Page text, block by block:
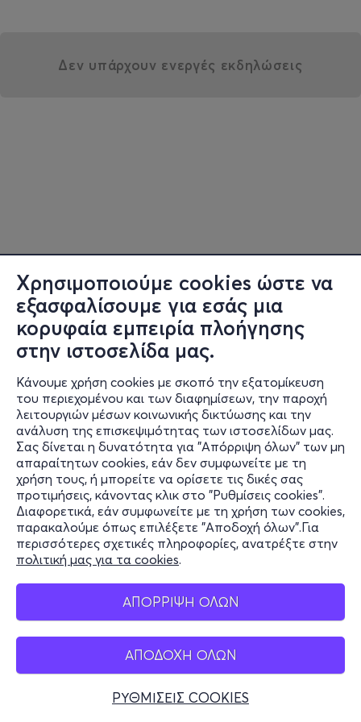
Χρησιμοποιούμε cookies ώστε να
εξασφαλίσουμε για εσάς μια
κορυφαία εμπειρία πλοήγησης
στην ιστοσελίδα μας.
Κάνουμε χρήση cookies με σκοπό την εξατομίκευση
του περιεχομένου και των διαφημίσεων, την παροχή
λειτουργιών μέσων κοινωνικής δικτύωσης και την
ανάλυση της επισκεψιμότητας των ιστοσελίδων μας.
Σας δίνεται η δυνατότητα για "Απόρριψη όλων" των μη
απαραίτητων cookies, εάν δεν συμφωνείτε με τη
χρήση τους, ή μπορείτε να ορίσετε τις δικές σας
προτιμήσεις, κάνοντας κλικ στο "Ρυθμίσεις cookies".
Διαφορετικά, εάν συμφωνείτε με τη χρήση των cookies,
παρακαλούμε όπως επιλέξετε "Αποδοχή όλων".Για
περισσότερες σχετικές πληροφορίες, ανατρέξτε στην
πολιτική μας για τα cookies.
ΑΠΟΡΡΙΨΗ ΟΛΩΝ
ΑΠΟΔΟΧΗ ΟΛΩΝ
ΡΥΘΜΙΣΕΙΣ COOKIES
Δεν υπάρχουν ενεργές εκδηλώσεις